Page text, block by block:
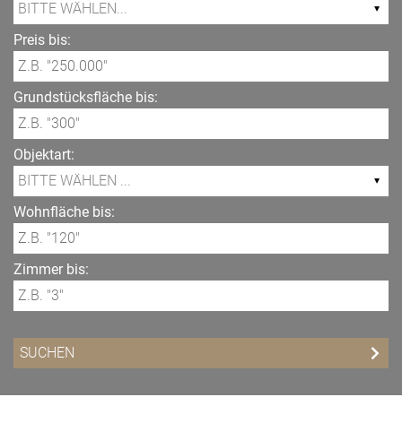
Preis bis:
Grundstücksfläche bis:
Objektart:
Wohnfläche bis:
Zimmer bis: